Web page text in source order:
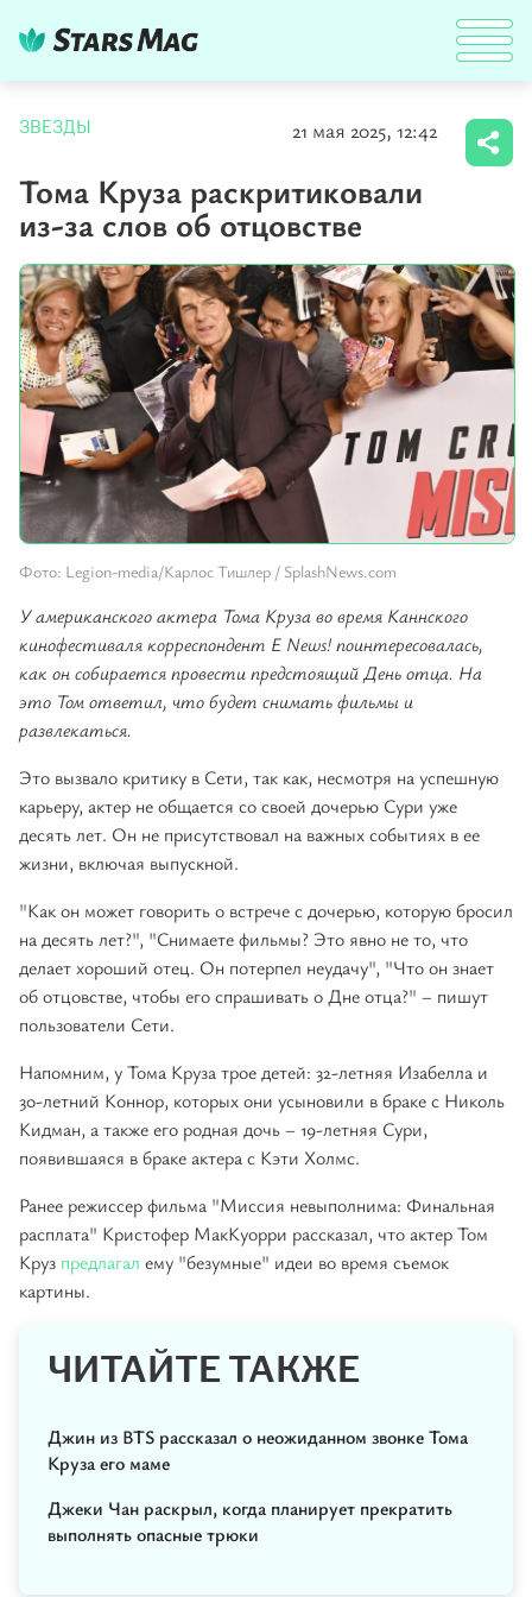
ЗВЕЗДЫ 21 мая 2025, 12:42
Тома Круза раскритиковали
из-за слов об отцовстве
Фото: Legion-media/Карлос Тишлер / SplashNews.com
У американского актера Тома Круза во время Каннского
кинофестиваля корреспондент E News! поинтересовалась,
как он собирается провести предстоящий День отца. На
это Том ответил, что будет снимать фильмы и
развлекаться.
Это вызвало критику в Сети, так как, несмотря на успешную
карьеру, актер не общается со своей дочерью Сури уже
десять лет. Он не присутствовал на важных событиях в ее
жизни, включая выпускной.
"Как он может говорить о встрече с дочерью, которую бросил
на десять лет?", "Снимаете фильмы? Это явно не то, что
делает хороший отец. Он потерпел неудачу", "Что он знает
об отцовстве, чтобы его спрашивать о Дне отца?" – пишут
пользователи Сети.
Напомним, у Тома Круза трое детей: 32-летняя Изабелла и
30-летний Коннор, которых они усыновили в браке с Николь
Кидман, а также его родная дочь – 19-летняя Сури,
появившаяся в браке актера с Кэти Холмс.
Ранее режиссер фильма "Миссия невыполнима: Финальная
расплата" Кристофер МакКуорри рассказал, что актер Том
Круз предлагал ему "безумные" идеи во время съемок
картины.
ЧИТАЙТЕ ТАКЖЕ
Джин из BTS рассказал о неожиданном звонке Тома
Круза его маме
Джеки Чан раскрыл, когда планирует прекратить
выполнять опасные трюки